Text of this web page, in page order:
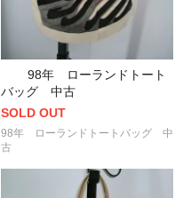
98年 ローランドトート
バッグ 中古
SOLD OUT
98年 ローランドトートバッグ 中
古